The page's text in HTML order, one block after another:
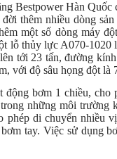
Bestpower Hàn Quốc
thêm nhiều dòng
một số dòng máy
lỗ thủy lực A070-1020
tới 23 tấn, đường
với độ sâu họng đột là
bơm 1 chiều, cho
những môi trường
di chuyển nhiều
tay. Việc sử dụng